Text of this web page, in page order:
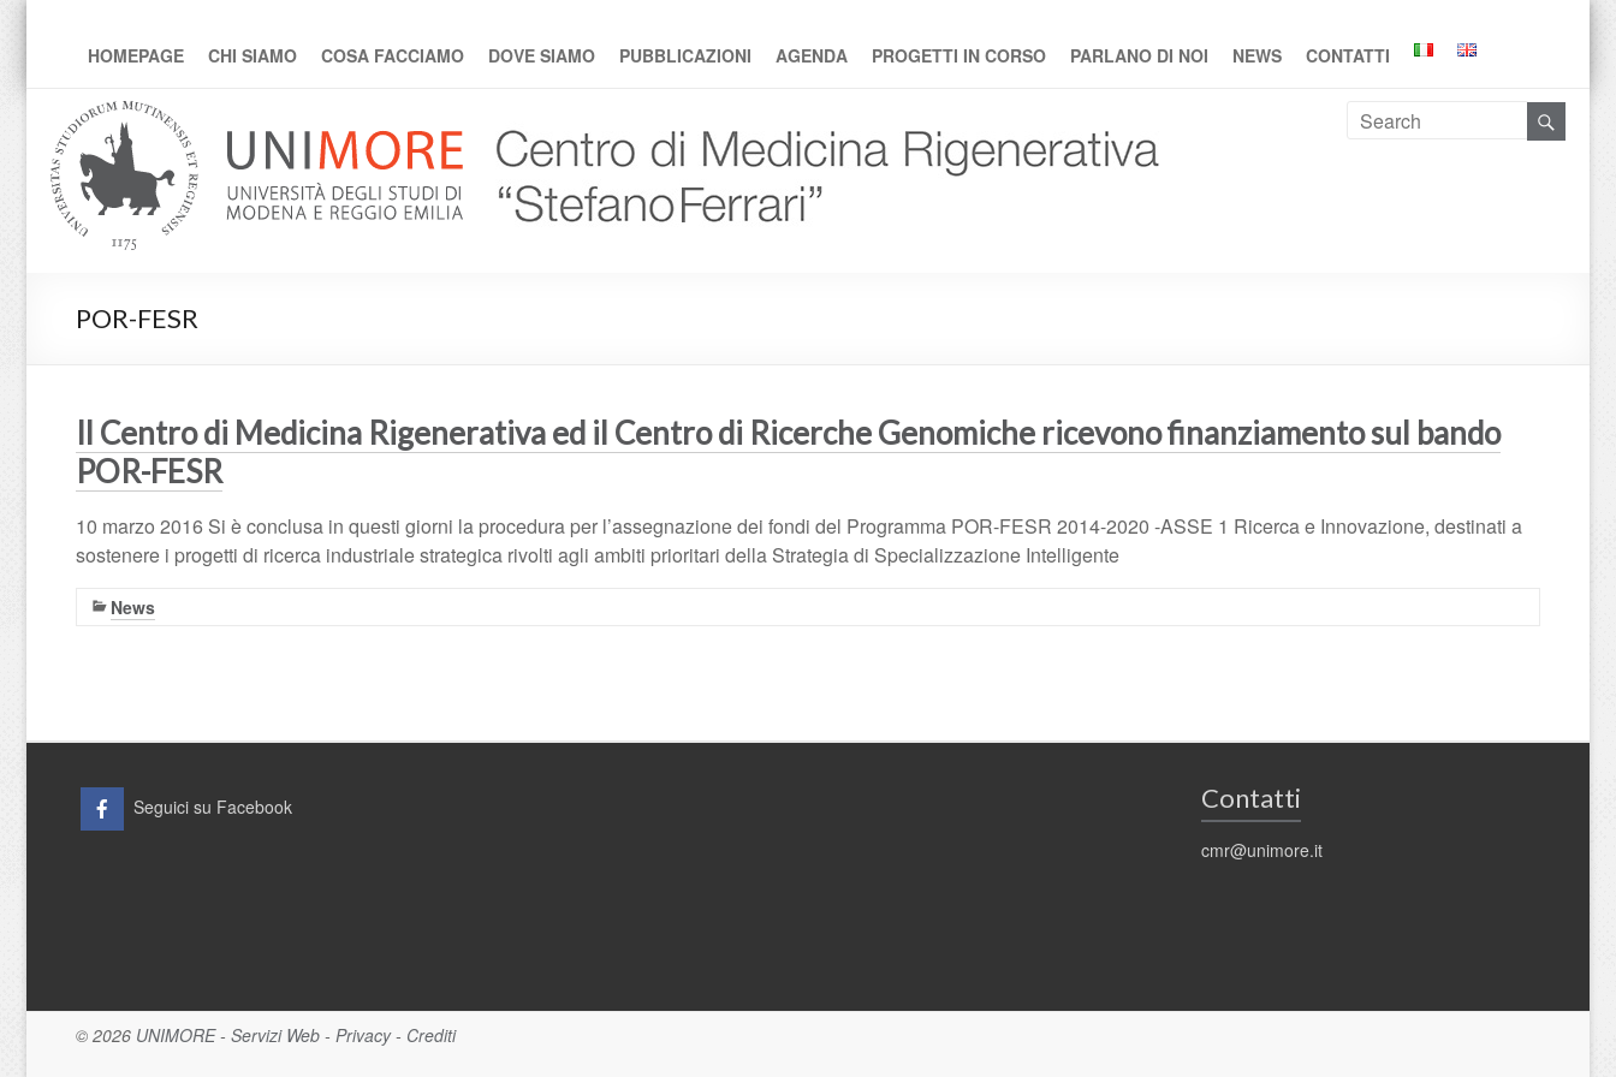
Centro Medicina Rigenerativa
HOMEPAGE CHI SIAMO COSA FACCIAMO DOVE SIAMO PUBBLICAZIONI AGENDA PROGETTI IN CORSO PARLANO DI NOI NEWS CONTATTI
POR-FESR
Il Centro di Medicina Rigenerativa ed il Centro di Ricerche Genomiche ricevono finanziamento sul bando
POR-FESR
10 marzo 2016 Si è conclusa in questi giorni la procedura per l’assegnazione dei fondi del Programma POR-FESR 2014-2020 -ASSE 1 Ricerca e Innovazione, destinati a
sostenere i progetti di ricerca industriale strategica rivolti agli ambiti prioritari della Strategia di Specializzazione Intelligente
News
Seguici su Facebook Contatti
cmr@unimore.it
© 2026 UNIMORE- Servizi Web - Privacy- Crediti